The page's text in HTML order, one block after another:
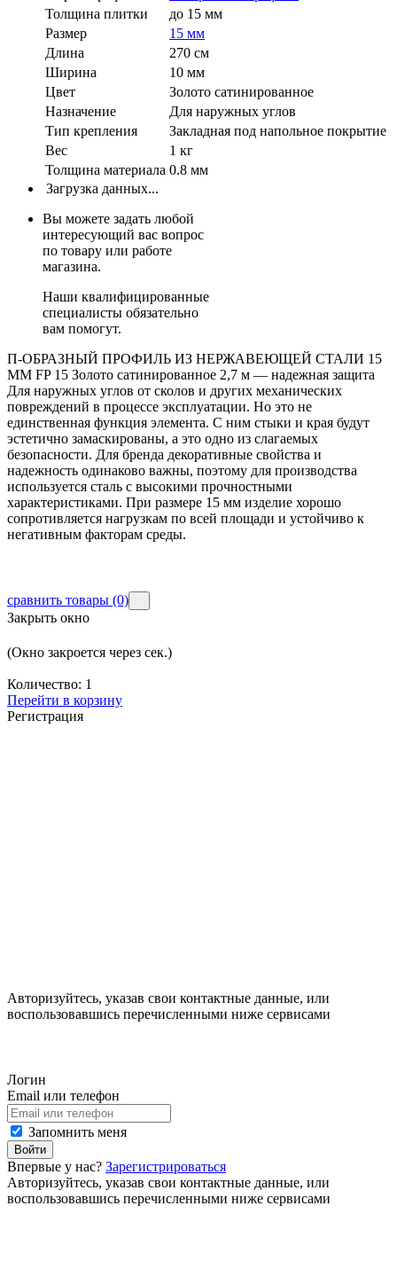
Толщина плитки
до 15 мм
Размер
15 мм
Длина
270 см
Ширина
10 мм
Цвет
Золото сатинированное
Назначение
Для наружных углов
Тип крепления
Закладная под напольное покрытие
Вес
1 кг
Толщина материала 0.8 мм
Загрузка данных...
Вы можете задать любой
интересующий вас вопрос
по товару или работе
магазина.
Наши квалифицированные
специалисты обязательно
вам помогут.
П-ОБРАЗНЫЙ ПРОФИЛЬ ИЗ НЕРЖАВЕЮЩЕЙ СТАЛИ 15
ММ FP 15 Золото сатинированное 2,7 м — надежная защита
Для наружных углов от сколов и других механических
повреждений в процессе эксплуатации. Но это не
единственная функция элемента. С ним стыки и края будут
эстетично замаскированы, а это одно из слагаемых
безопасности. Для бренда декоративные свойства и
надежность одинаково важны, поэтому для производства
используется сталь с высокими прочностными
характеристиками. При размере 15 мм изделие хорошо
сопротивляется нагрузкам по всей площади и устойчиво к
негативным факторам среды.
сравнить товары (0)
Закрыть окно
(Окно закроется через сек.)
Количество: 1
Перейти в корзину
Регистрация
Авторизуйтесь, указав свои контактные данные, или
воспользовавшись перечисленными ниже сервисами
Логин
Email или телефон
Запомнить меня
Войти
Впервые у нас? Зарегистрироваться
Авторизуйтесь, указав свои контактные данные, или
воспользовавшись перечисленными ниже сервисами